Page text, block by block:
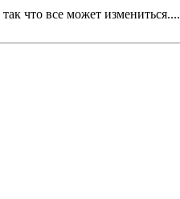
что все может измениться....